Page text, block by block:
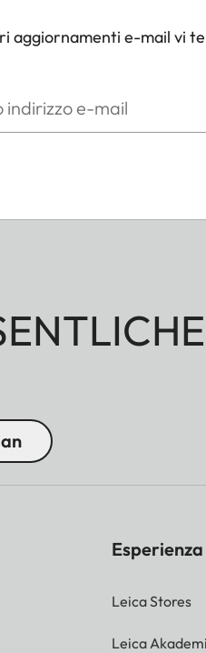
aggiornamenti e-mail vi
Leica Stores
Leica